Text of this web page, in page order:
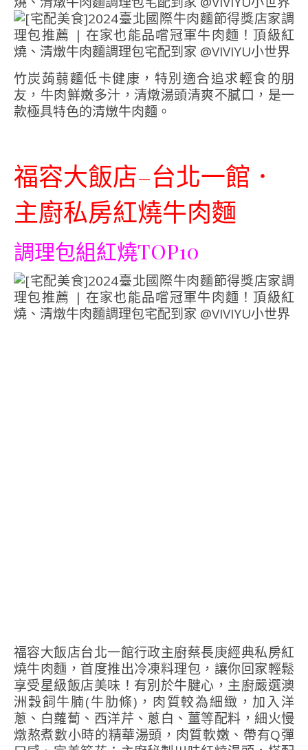
竹炭蒟蒻麵低卡健康，特別適合追求輕食的朋
友，牛肉鮮嫩多汁，清燉湯頭清爽不膩口，是一
款極具特色的清燉牛肉麵。
福容大飯店–台北一館．
主廚私房紅燒牛肉麵
調理包組紅燒TOP10
福容大飯店台北一館行政主廚蔡長庚經典私房紅
燒牛肉麵，首度推出冷凍料理包，讓你回家輕鬆
享受星級飯店美味！有別於牛腱心，主廚嚴選澳
洲穀飼牛腩(牛肋條)，肉質較為細緻，加入洋
蔥、白蘿蔔、西洋芹、蔥白、薑等配料，細火慢
燉熬煮數小時的精華湯頭，肉質軟嫩、帶有Q彈